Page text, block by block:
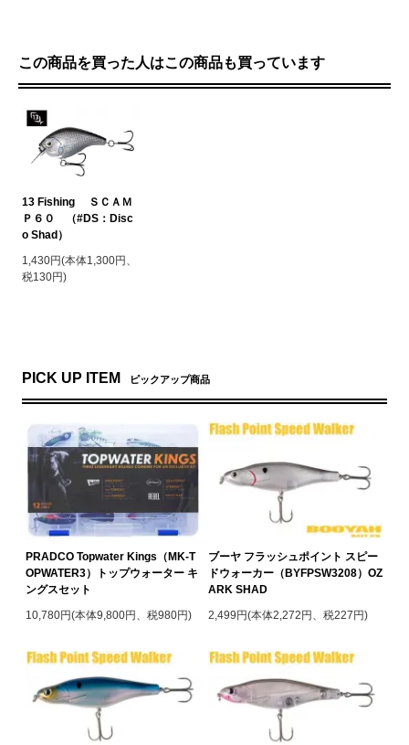
この商品を買った人はこの商品も買っています
13 Fishing ＳＣＡＭ
Ｐ６０ （#DS：Disc
o Shad）
1,430円(本体1,300円、
税130円)
PICK UP ITEM ピックアップ商品
PRADCO Topwater Kings（MK-T
OPWATER3）トップウォーター キ
ングスセット
10,780円(本体9,800円、税980円)
ブーヤ フラッシュポイント スピー
ドウォーカー（BYFPSW3208）OZ
ARK SHAD
2,499円(本体2,272円、税227円)